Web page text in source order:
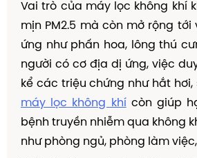
Vai trò của máy lọc không khí
mịn PM2.5 mà còn mở rộng
ứng như phấn hoa, lông thú
người có cơ địa dị ứng, việc
kể các triệu chứng như hắt hơi,
máy lọc không khí còn giúp
bệnh truyền nhiễm qua không
như phòng ngủ, phòng làm